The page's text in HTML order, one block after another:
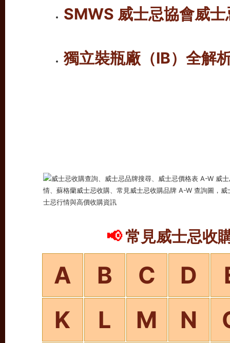
SMWS 威士忌協會威
獨立裝瓶廠（IB）全解
📢常見威士忌收
A B C D
K
L M N